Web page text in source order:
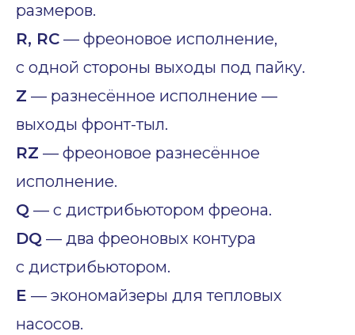
размеров.
R, RC — фреоновое исполнение,
с одной стороны выходы под пайку.
Z — разнесённое исполнение —
выходы фронт-тыл.
RZ — фреоновое разнесённое
исполнение.
Q — с дистрибьютором фреона.
DQ — два фреоновых контура
с дистрибьютором.
E — экономайзеры для тепловых
насосов.